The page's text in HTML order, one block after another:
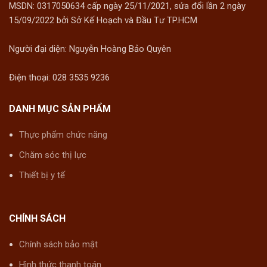
MSDN: 0317050634 cấp ngày 25/11/2021, sửa đổi lần 2 ngày
15/09/2022 bởi Sở Kế Hoạch và Đầu Tư TP.HCM
Người đại diện: Nguyễn Hoàng Bảo Quyên
Điện thoại: 028 3535 9236
DANH MỤC SẢN PHẨM
Thực phẩm chức năng
Chăm sóc thị lực
Thiết bị y tế
CHÍNH SÁCH
Chính sách bảo mật